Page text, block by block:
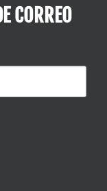
CORREO